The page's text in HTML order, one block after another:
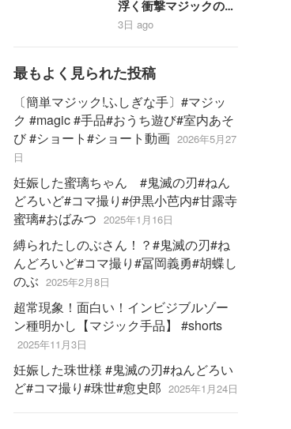
#stopmotion #黄金合
浮く衝撃マジックのや
り方大暴露‼️【magic
3日 ago
最もよく見られた投稿
〔簡単マジック!ふしぎな手〕#マジッ
ク #magic #手品#おうち遊び#室内あそ
び #ショート#ショート動画 2026年5月27
日
妊娠した蜜璃ちゃん #鬼滅の刃#ねん
どろいど#コマ撮り#伊黒小芭内#甘露寺
蜜璃#おばみつ 2025年1月16日
縛られたしのぶさん！？#鬼滅の刃#ね
んどろいど#コマ撮り#冨岡義勇#胡蝶し
のぶ 2025年2月8日
超常現象！面白い！インビジブルゾー
ン種明かし【マジック手品】 #shorts
2025年11月3日
妊娠した珠世様 #鬼滅の刃#ねんどろい
ど#コマ撮り#珠世#愈史郎 2025年1月24日